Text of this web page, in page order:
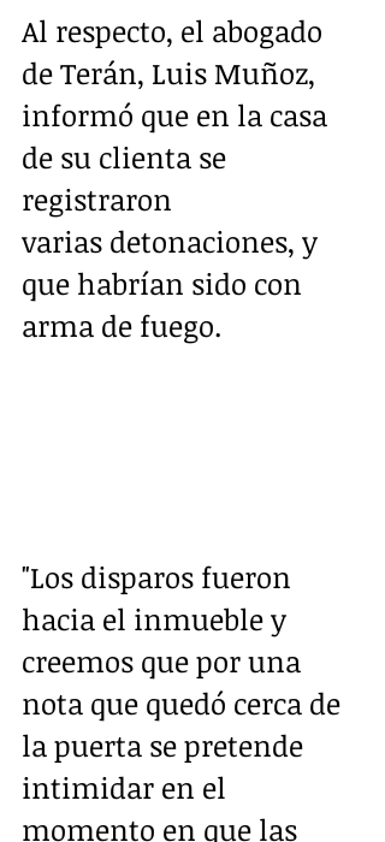
Al respecto, el abogado
de Terán, Luis Muñoz,
informó que en la casa
de su clienta se
registraron
varias detonaciones, y
que habrían sido con
arma de fuego.
"Los disparos fueron
hacia el inmueble y
creemos que por una
nota que quedó cerca de
la puerta se pretende
intimidar en el
momento en que las